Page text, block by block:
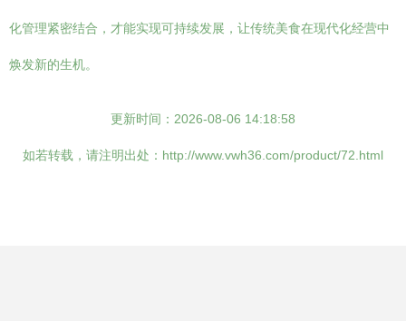
化管理紧密结合，才能实现可持续发展，让传统美食在现代化经营中
焕发新的生机。
更新时间：2026-08-06 14:18:58
如若转载，请注明出处：http://www.vwh36.com/product/72.html